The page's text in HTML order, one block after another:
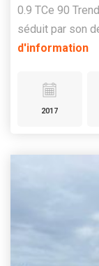
0.9 TCe 90
séduit par son
d'information
2017